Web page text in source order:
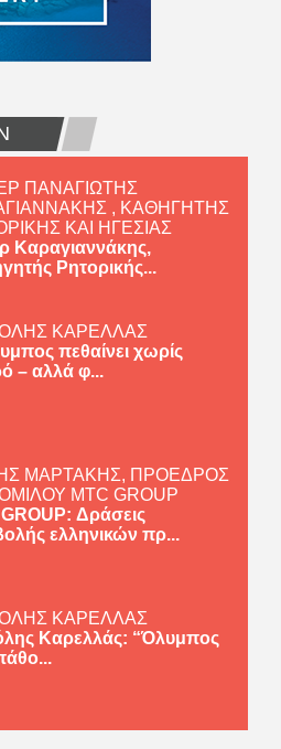
ΠΑΝΑΓΙΩΤΗΣ
, ΚΑΘΗΓΗΤΗΣ
ΚΑΙ ΗΓΕΣΙΑΣ
Καραγιαννάκης,
Ρητορικής...
ΚΑΡΕΛΛΑΣ
πεθαίνει χωρίς
– αλλά φ...
ΜΑΡΤΑΚΗΣ, ΠΡΟΕΔΡΟΣ
MTC GROUP
GROUP: Δράσεις
ελληνικών πρ...
ΚΑΡΕΛΛΑΣ
Καρελλάς: “Όλυμπος